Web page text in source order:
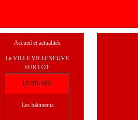
Accueil et actualités
La VILLE VILLENEUVE
SUR LOT
LE MUSEE
Les bâtiments